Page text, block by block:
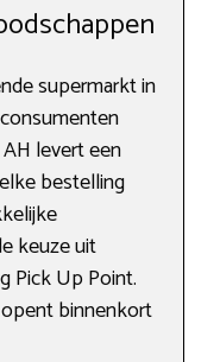
supermarkt in
levert een
bestelling
keuze uit
Pick Up Point.
binnenkort